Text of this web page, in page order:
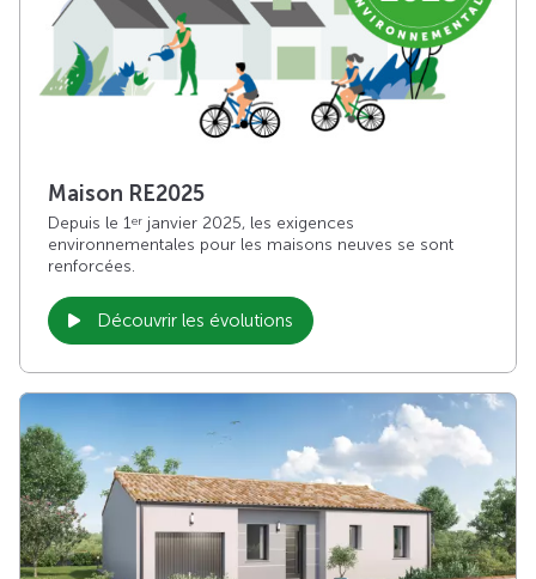
Maison RE2025
Depuis le 1er janvier 2025, les exigences
environnementales pour les maisons neuves se sont
renforcées.
Découvrir les évolutions